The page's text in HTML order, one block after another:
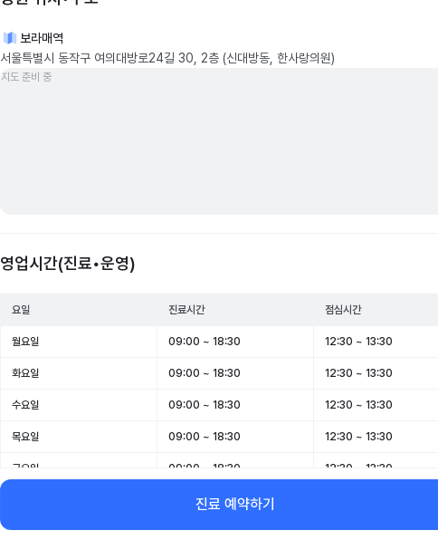
보라매역
서울특별시 동작구 여의대방로24길 30, 2층 (신대방동, 한사랑의원)
지도 준비 중
영업시간(진료•운영)
요일 진료시간 점심시간
월요일 09:00 ~ 18:30 12:30 ~ 13:30
화요일 09:00 ~ 18:30 12:30 ~ 13:30
수요일 09:00 ~ 18:30 12:30 ~ 13:30
목요일 09:00 ~ 18:30 12:30 ~ 13:30
금요일 09:00 ~ 18:30 12:30 ~ 13:30
09:00 ~ 13:00
일요일 휴무 -
진료 예약하기